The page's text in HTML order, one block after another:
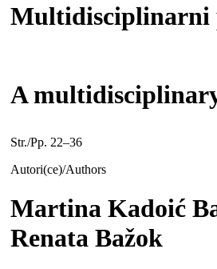
Multidisciplinarni
A
Str./Pp. 22–36
Autori(ce)/Authors
Martina Kadoić
Renata Bažok